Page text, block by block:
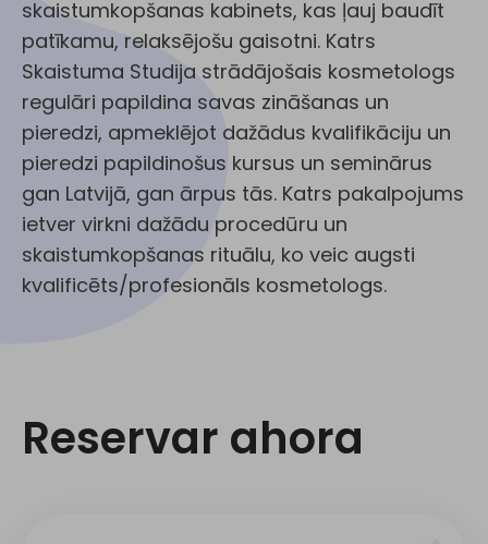
skaistumkopšanas kabinets, kas ļauj baudīt
patīkamu, relaksējošu gaisotni. Katrs
Skaistuma Studija strādājošais kosmetologs
regulāri papildina savas zināšanas un
pieredzi, apmeklējot dažādus kvalifikāciju un
pieredzi papildinošus kursus un seminārus
gan Latvijā, gan ārpus tās. Katrs pakalpojums
ietver virkni dažādu procedūru un
skaistumkopšanas rituālu, ko veic augsti
kvalificēts/profesionāls kosmetologs.
Reservar ahora